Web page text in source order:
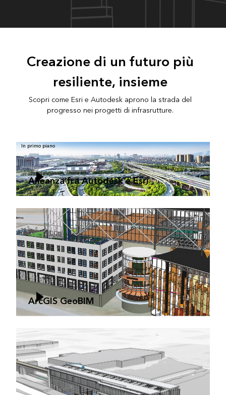
Creazione di un futuro più
resiliente, insieme
Scopri come Esri e Autodesk aprono la strada del
progresso nei progetti di infrasrutture.
In primo piano
Alleanza fra Autodesk e Esri
ArcGIS GeoBIM